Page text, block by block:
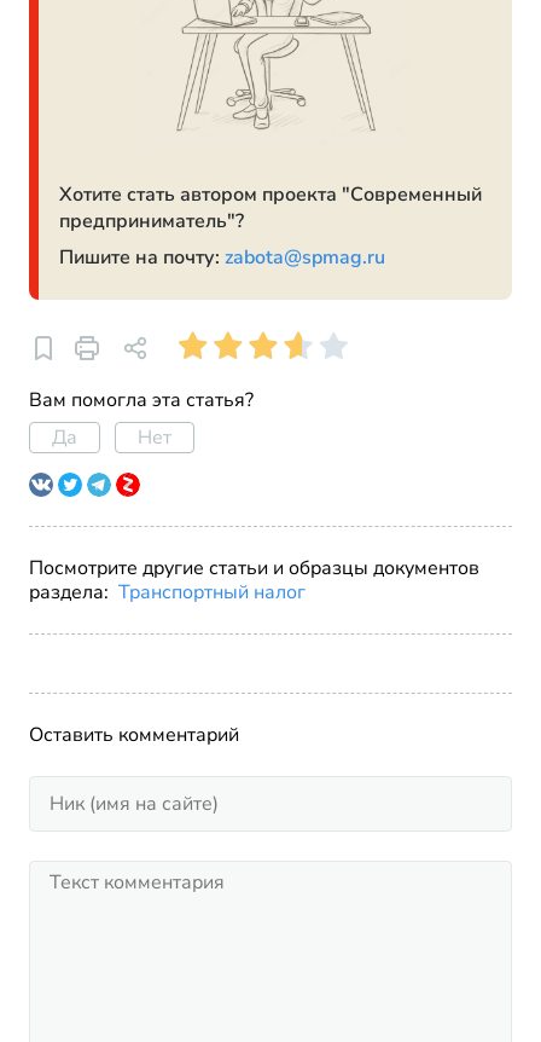
Хотите стать автором проекта "Современный
предприниматель"?
Пишите на почту: zabota@spmag.ru
Вам помогла эта статья?
Да
Нет
Посмотрите другие статьи и образцы документов
раздела: Транспортный налог
Оставить комментарий